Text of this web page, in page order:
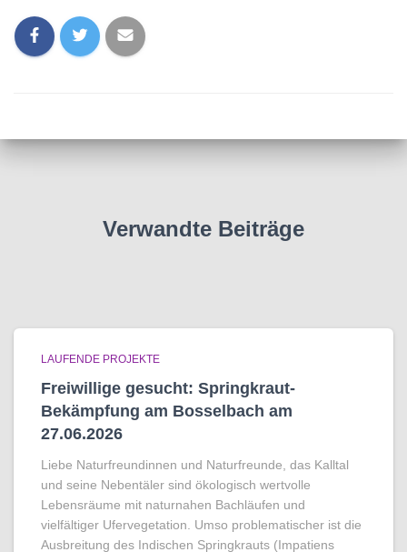
Verwandte Beiträge
LAUFENDE PROJEKTE
Freiwillige gesucht: Springkraut-
Bekämpfung am Bosselbach am
27.06.2026
Liebe Naturfreundinnen und Naturfreunde, das Kalltal
und seine Nebentäler sind ökologisch wertvolle
Lebensräume mit naturnahen Bachläufen und
vielfältiger Ufervegetation. Umso problematischer ist die
Ausbreitung des Indischen Springkrauts (Impatiens